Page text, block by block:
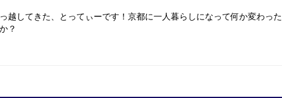
越してきた、とってぃーです！京都に一人暮らしになって何か変わった
？